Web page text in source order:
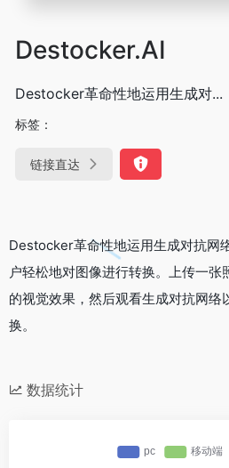
Destocker.AI
Destocker革命性地运用生成对...
标签：
链接直达
Destocker革命性地运用生成对抗网
户轻松地对图像进行转换。上传一张
的视觉效果，然后观看生成对抗网络
换。
数据统计